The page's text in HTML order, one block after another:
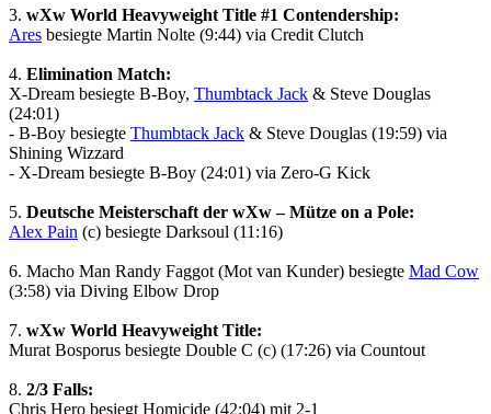
3. wXw World Heavyweight Title #1 Contendership:
Ares besiegte Martin Nolte (9:44) via Credit Clutch
4. Elimination Match:
X-Dream besiegte B-Boy, Thumbtack Jack & Steve Douglas
(24:01)
- B-Boy besiegte Thumbtack Jack & Steve Douglas (19:59) via
Shining Wizzard
- X-Dream besiegte B-Boy (24:01) via Zero-G Kick
5. Deutsche Meisterschaft der wXw– Mütze on a Pole:
Alex Pain (c) besiegte Darksoul (11:16)
6. Macho Man Randy Faggot (Mot van Kunder) besiegte Mad Cow
(3:58) via Diving Elbow Drop
7. wXw World Heavyweight Title:
Murat Bosporus besiegte Double C (c) (17:26) via Countout
8. 2/3 Falls:
Chris Hero besiegt Homicide (42:04) mit 2-1